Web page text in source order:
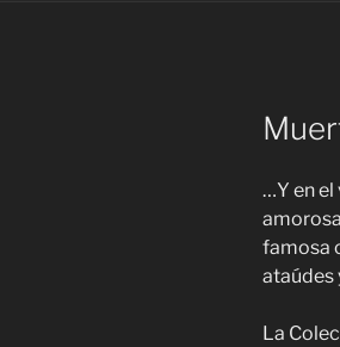
…Y en el
famosa
ataúdes
La